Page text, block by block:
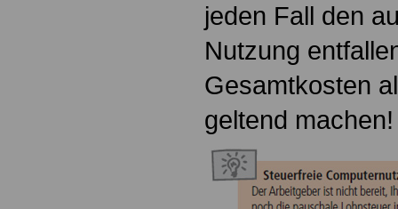
jeden Fall den
Nutzung
Gesamtkosten
geltend machen!